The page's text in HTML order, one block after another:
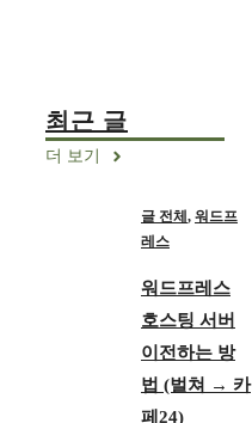
최근 글
더 보기
글 전체 , 워드프
레스
워드프레스
호스팅 서버
이전하는 방
법 (벌쳐 → 카
페24)